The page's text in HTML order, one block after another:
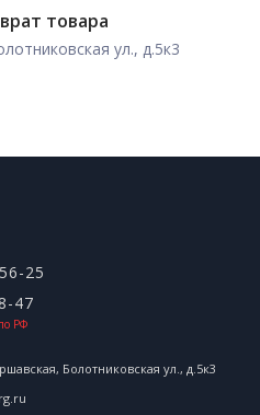
товара
ул., д.5к3
25
47
РФ
Болотниковская ул., д.5к3